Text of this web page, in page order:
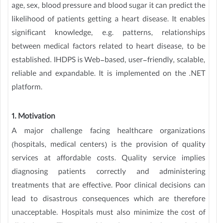
age, sex, blood pressure and blood sugar it can predict the
likelihood of patients getting a heart disease. It enables
significant knowledge, e.g. patterns, relationships
between medical factors related to heart disease, to be
established. IHDPS is Web-based, user-friendly, scalable,
reliable and expandable. It is implemented on the .NET
platform.
1. Motivation
A major challenge facing healthcare organizations
(hospitals, medical centers) is the provision of quality
services at affordable costs. Quality service implies
diagnosing patients correctly and administering
treatments that are effective. Poor clinical decisions can
lead to disastrous consequences which are therefore
unacceptable. Hospitals must also minimize the cost of